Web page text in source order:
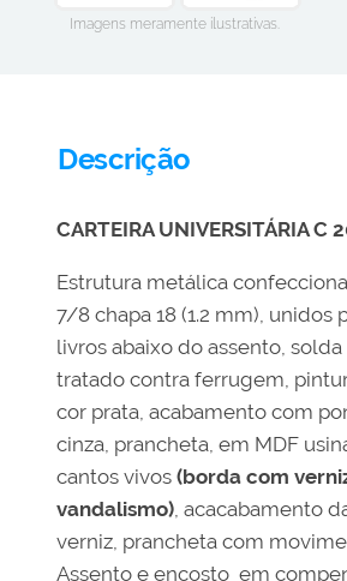
Imagens meramente ilustrativas.
Descrição
CARTEIRA UNIVERSITÁRIA C
Estrutura metálica
7/8 chapa 18 (1.2 mm), unidos
livros abaixo do assento,
tratado contra ferrugem,
cor prata, acabamento com
cinza, prancheta, em MDF
cantos vivos(borda com
vandalismo), acacabamento
verniz, prancheta com
Assento e encosto em